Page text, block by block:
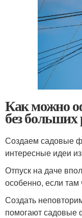
Как можно
без больших
Создаем садовые
интересные идеи
Отпуск на даче
особенно, если там
Создать
помогают садовые